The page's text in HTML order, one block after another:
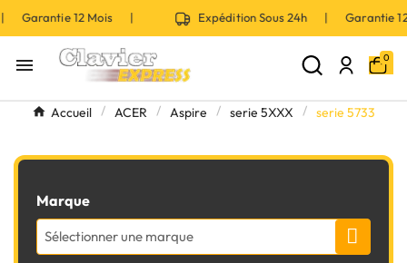
| Garantie 12 Mois | Expédition Sous 24h | Garantie
 0
Accueil ACER Aspire serie 5XXX serie 5733
Marque
Sélectionner une marque